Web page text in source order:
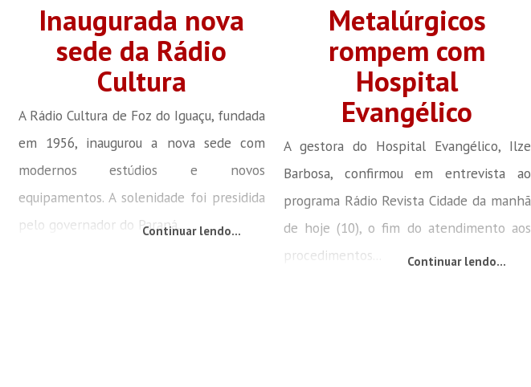
Inaugurada nova
sede da Rádio
Cultura
A Rádio Cultura de Foz do Iguaçu, fundada
em 1956, inaugurou a nova sede com
modernos estúdios e novos
equipamentos. A solenidade foi presidida
pelo governador do Paraná,...Continuar lendo...
Metalúrgicos
rompem com
Hospital
Evangélico
A gestora do Hospital Evangélico, Ilze
Barbosa, confirmou em entrevista ao
programa Rádio Revista Cidade da manhã
de hoje (10), o fim do atendimento aos
procedimentos...
Continuar lendo...